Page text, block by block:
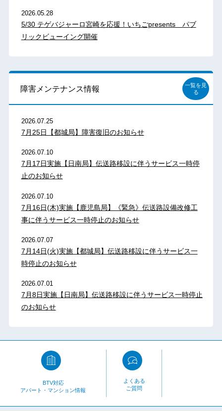
2026.05.28
5/30 テゲバジャーロ宮崎を応援！いちごpresents パブ
リックビューイング開催
障害メンテナンス情報
一覧を見
る
2026.07.25
7月25日【都城局】障害復旧のお知らせ
2026.07.10
7月17日実施【日南局】伝送路移設に伴うサービス一時停
止のお知らせ
2026.07.10
7月16日(木)実施【鹿児島局】《緊急》伝送路設備改修工
事に伴うサービス一時停止のお知らせ
2026.07.07
7月14日(火)実施【都城局】伝送路移設に伴うサービス一
時停止のお知らせ
2026.07.01
7月8日実施【日南局】伝送路移設に伴うサービス一時停止
のお知らせ
BTV対応
アパート・マンション情報
よくある
ご質問